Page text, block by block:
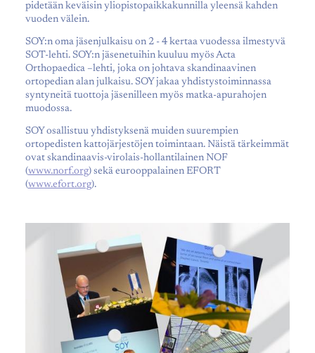
pidetään keväisin yliopistopaikkakunnilla yleensä kahden
vuoden välein.
SOY:n oma jäsenjulkaisu on 2 - 4 kertaa vuodessa ilmestyvä
SOT-lehti. SOY:n jäsenetuihin kuuluu myös Acta
Orthopaedica –lehti, joka on johtava skandinaavinen
ortopedian alan julkaisu. SOY jakaa yhdistystoiminnassa
syntyneitä tuottoja jäsenilleen myös matka-apurahojen
muodossa.
SOY osallistuu yhdistyksenä muiden suurempien
ortopedisten kattojärjestöjen toimintaan. Näistä tärkeimmät
ovat skandinaavis-virolais-hollantilainen NOF
(www.norf.org) sekä eurooppalainen EFORT
(www.efort.org).